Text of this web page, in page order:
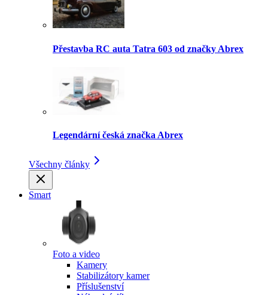
Přestavba RC auta Tatra 603 od značky Abrex
Legendární česká značka Abrex
Všechny články
Smart
Foto a video
Kamery
Stabilizátory kamer
Příslušenství